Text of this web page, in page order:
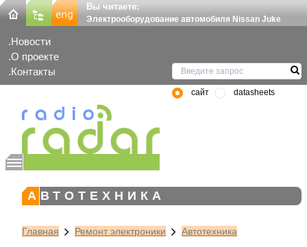
Вы читаете:
Электрооборудование автомобиля Nissan Juke
Новости
О проекте
Контакты
сайт datasheets
АВТОТЕХНИКА
Главная Ремонт электроники Автотехника